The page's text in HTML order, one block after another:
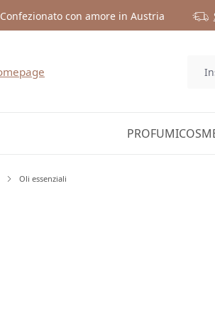
Confezionato con amore in Austria
PROFUMI
Oli essenziali